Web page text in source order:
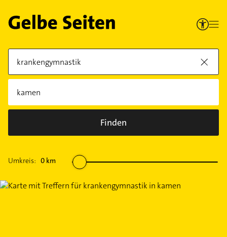
Finden
Umkreis: 0 km